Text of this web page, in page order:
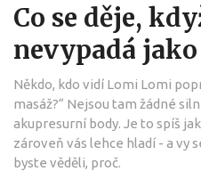
Co se děje,
nevypadá jako
Někdo, kdo vidí Lomi Lomi
masáž?“ Nejsou tam žádné
akupresurní body. Je to spíš
zároveň vás lehce hladí - a vy
byste věděli, proč.